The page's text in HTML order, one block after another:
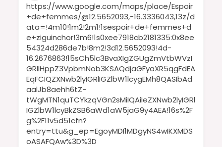
https://www.google.com/maps/place/Espoir
+de+femmes/@12.5652093,-16.3336043,13z/d
ata=!4m10!1m2!2m1!1sespoir+de+femmes+d
e+ziguinchor!3m6!1s0xee7918cb2181335:0x8ee
54324d286de7b!8m2!3d12.5652093!4d-
16.2676863!15sCh5lc3BvaXIgZGUgZmVtbWVzI
GRlIHppZ3VpbmNob3KSAQdjaGFyaXR5qgFdEA
EqFCIQZXNwb2lyIGRlIGZlbW1lcygEMh8QASIbAd
aalJb8aehh6tZ-
tWgMTN1quTCYkzqVGn2sMiIQAiIeZXNwb2lyIGRl
IGZlbW1lcyBkZSB6aWd1aW5jaG9y4AEA!16s%2F
g%2F11v5d51cfn?
entry=ttu&g_ep=EgoyMDI1MDgyNS4wIKXMDS
oASAFQAw%3D%3D